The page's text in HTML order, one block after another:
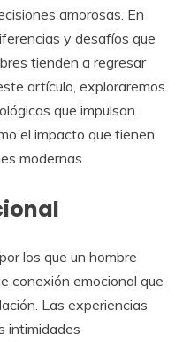
amorosas. En
y desafíos que
tienden a regresar
artículo, exploraremos
que impulsan
el impacto que tienen
modernas.
los que un hombre
conexión emocional que
Las experiencias
intimidades